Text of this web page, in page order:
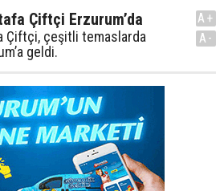
Çiftçi Erzurum’da
Çiftçi, çeşitli temaslarda
geldi.
A+
A-